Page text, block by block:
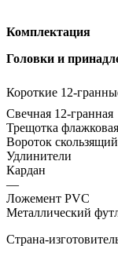
Комплектация
Головки и
Короткие 12-
Свечная 12-гранная
Трещотка флажковая
Вороток
Удлинители
Кардан
—
Ложемент PVC
Металлический
Страна-